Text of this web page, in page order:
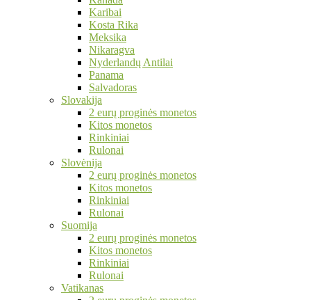
Karibai
Kosta Rika
Meksika
Nikaragva
Nyderlandų Antilai
Panama
Salvadoras
Slovakija
2 eurų proginės monetos
Kitos monetos
Rinkiniai
Rulonai
Slovėnija
2 eurų proginės monetos
Kitos monetos
Rinkiniai
Rulonai
Suomija
2 eurų proginės monetos
Kitos monetos
Rinkiniai
Rulonai
Vatikanas